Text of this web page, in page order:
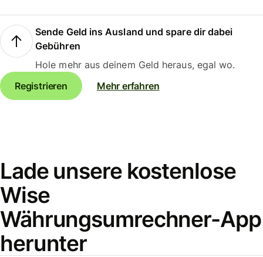
Sende Geld ins Ausland und spare dir dabei
Gebühren
Hole mehr aus deinem Geld heraus, egal wo.
Registrieren
Mehr erfahren
Lade unsere kostenlose
Wise
Währungsumrechner-App
herunter